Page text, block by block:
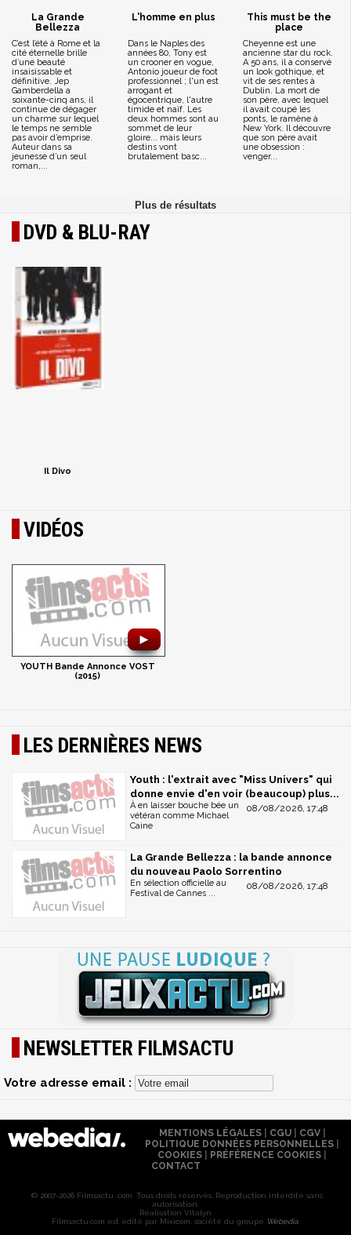
La Grande
Bellezza
C’est l’été à Rome et la
cité éternelle brille
d’une beauté
insaisissable et
définitive. Jep
Gamberdella a
soixante-cinq ans, il
continue de dégager
un charme sur lequel
le temps ne semble
pas avoir d’emprise.
Auteur dans sa
jeunesse d’un seul
roman,...
L'homme en plus
Dans le Naples des
années 80, Tony est
un crooner en vogue,
Antonio joueur de foot
professionnel ; l'un est
arrogant et
égocentrique, l'autre
timide et naïf. Les
deux hommes sont au
sommet de leur
gloire... mais leurs
destins vont
brutalement basc...
This must be the
place
Cheyenne est une
ancienne star du rock.
A 50 ans, il a conservé
un look gothique, et
vit de ses rentes à
Dublin. La mort de
son père, avec lequel
il avait coupé les
ponts, le ramène à
New York. Il découvre
que son père avait
une obsession :
venger...
DVD & BLU-RAY
Il Divo
VIDÉOS
►
YOUTH Bande Annonce VOST
(2015)
LES DERNIÈRES NEWS
Youth : l'extrait avec "Miss Univers" qui
donne envie d'en voir (beaucoup) plus...
08/08/2026, 17:48
À en laisser bouche bée un
vétéran comme Michael
Caine
La Grande Bellezza : la bande annonce
du nouveau Paolo Sorrentino
08/08/2026, 17:48
En sélection officielle au
Festival de Cannes ...
NEWSLETTER FILMSACTU
Votre adresse email :
MENTIONS LÉGALES| CGU| CGV|
POLITIQUE DONNÉES PERSONNELLES
COOKIES
PRÉFÉRENCE COOKIES
CONTACT
© 2007-2026 Filmsactu .com. Tous droits réservés. Reproduction interdite sans
autorisation.
Réalisation Vitalyn
Filmsactu.com est édité par Mixicom, société du groupe Webedia.